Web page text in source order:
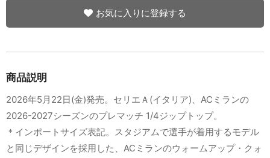
お気に入りに登録する
商品説明
2026年5月22日(金)発売。セリエＡ(イタリア)、ACミランの
2026-2027シーズンのプレマッチ 1/4ジップトップ。
＊インポートサイズ表記。スタジアムで選手が着用するモデル
と同じデザインを採用した、ACミランのウォームアップ・クォ